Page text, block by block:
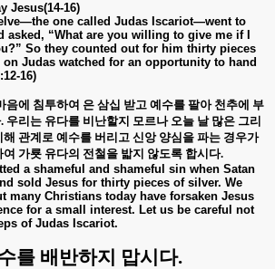
Jesus(14-16)
one called Judas Iscariot—went to
asked, “What are you willing to give me if I
So they counted out for him thirty pieces
Judas watched for an opportunity to hand
16)
음에 침투하여 은 삼십 받고 예수를 팔아 천추에 부
. 우리는 유다를 비난할지 모르나 오늘 날 많은 그리
관계로 예수를 버리고 신앙 양심을 파는 경우가
여 가룟 유다의 전철을 밟지 않도록 합시다.
a shameful and shameful sin when Satan
sold Jesus for thirty pieces of silver. We
many Christians today have forsaken Jesus
for a small interest. Let us be careful not
of Judas Iscariot.
를 배반하지 맙시다.